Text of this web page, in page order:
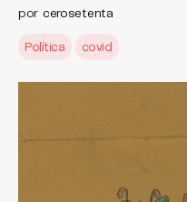
por cerosetenta
Política covid